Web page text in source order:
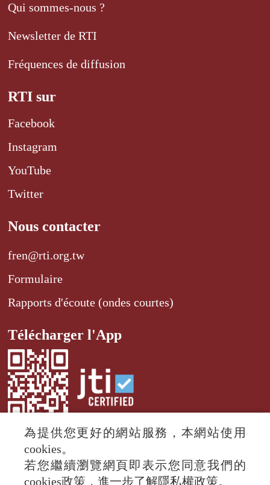
Qui sommes-nous ?
Newsletter de RTI
Fréquences de diffusion
RTI sur
Facebook
Instagram
YouTube
Twitter
Nous contacter
fren@rti.org.tw
Formulaire
Rapports d'écoute (ondes courtes)
Télécharger l'App
© 2024 RTI (Radio Taiwan International).
All rights reserved.
為提供您更好的網站服務，本網站使用
cookies。
若您繼續瀏覽網頁即表示您同意我們的
cookies政策，進一步了解隱私權政策。